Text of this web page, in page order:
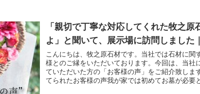
「親切で丁寧な対応してくれた牧之原
よ」と聞いて、展示場に訪問しまし
こんにちは、牧之原石材です。当社では石材に関
様とのご縁をいただいております。今回は、当社
ていただいた方の「お客様の声」をご紹介致しま
てられたお客様の声我が家では初めてお墓が必要